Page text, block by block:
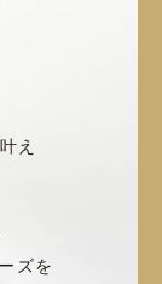
え
ズを